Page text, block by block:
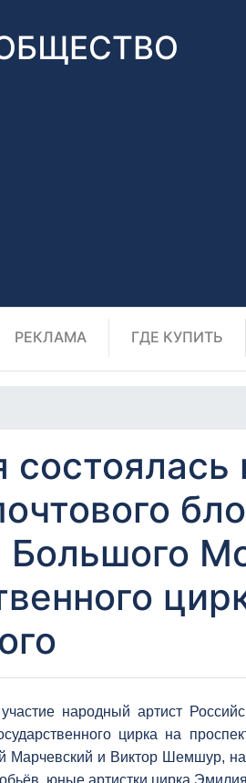
РЕКЛАМА ГДЕ КУПИТЬ
народный артист
цирка на
и Виктор Шемшур,